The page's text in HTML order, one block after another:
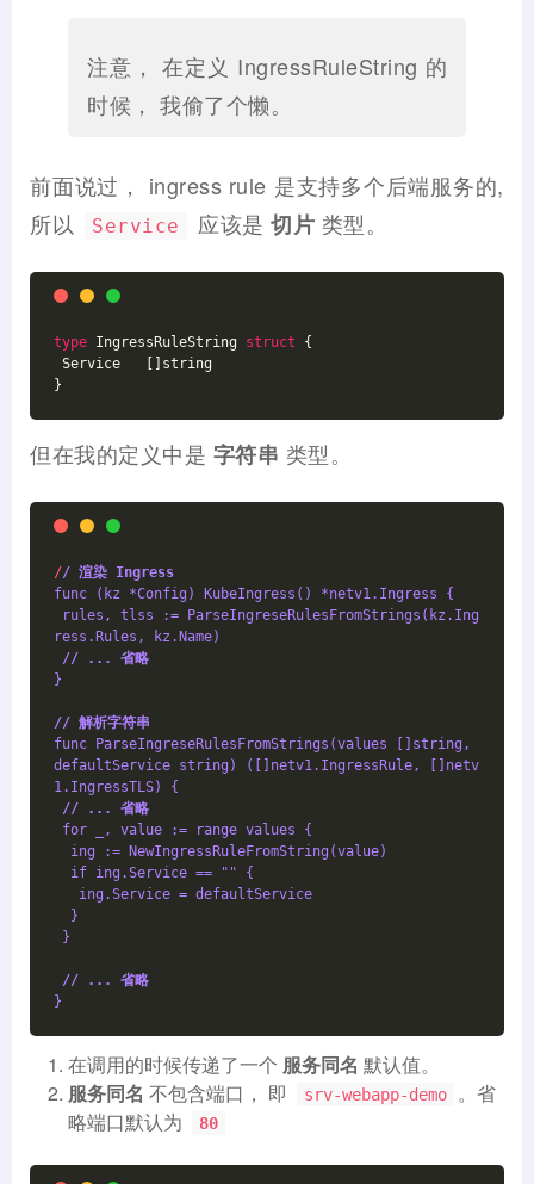
注意， 在定义 IngressRuleString 的
时候， 我偷了个懒。
前面说过， ingress rule 是支持多个后端服务的,
所以
Service 应该是切片 类型。
type IngressRuleString struct {
Service   []string
}
但在我的定义中是 字符串 类型。
// 渲染 Ingress
func (kz *Config) KubeIngress() *netv1.Ingress {
rules, tlss := ParseIngreseRulesFromStrings(kz.Ing
ress.Rules, kz.Name)
// ... 省略
}
// 解析字符串
func ParseIngreseRulesFromStrings(values []string,
defaultService string) ([]netv1.IngressRule, []netv
1.IngressTLS) {
// ... 省略
for _, value := range values {
ing := NewIngressRuleFromString(value)
if ing.Service == "" {
ing.Service = defaultService
}
}
// ... 省略
}
在调用的时候传递了一个 服务同名 默认值。
服务同名 不包含端口， 即 srv-webapp-demo
。省
略端口默认为
80